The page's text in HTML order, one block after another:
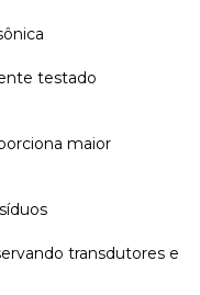
testado
maior
transdutores e